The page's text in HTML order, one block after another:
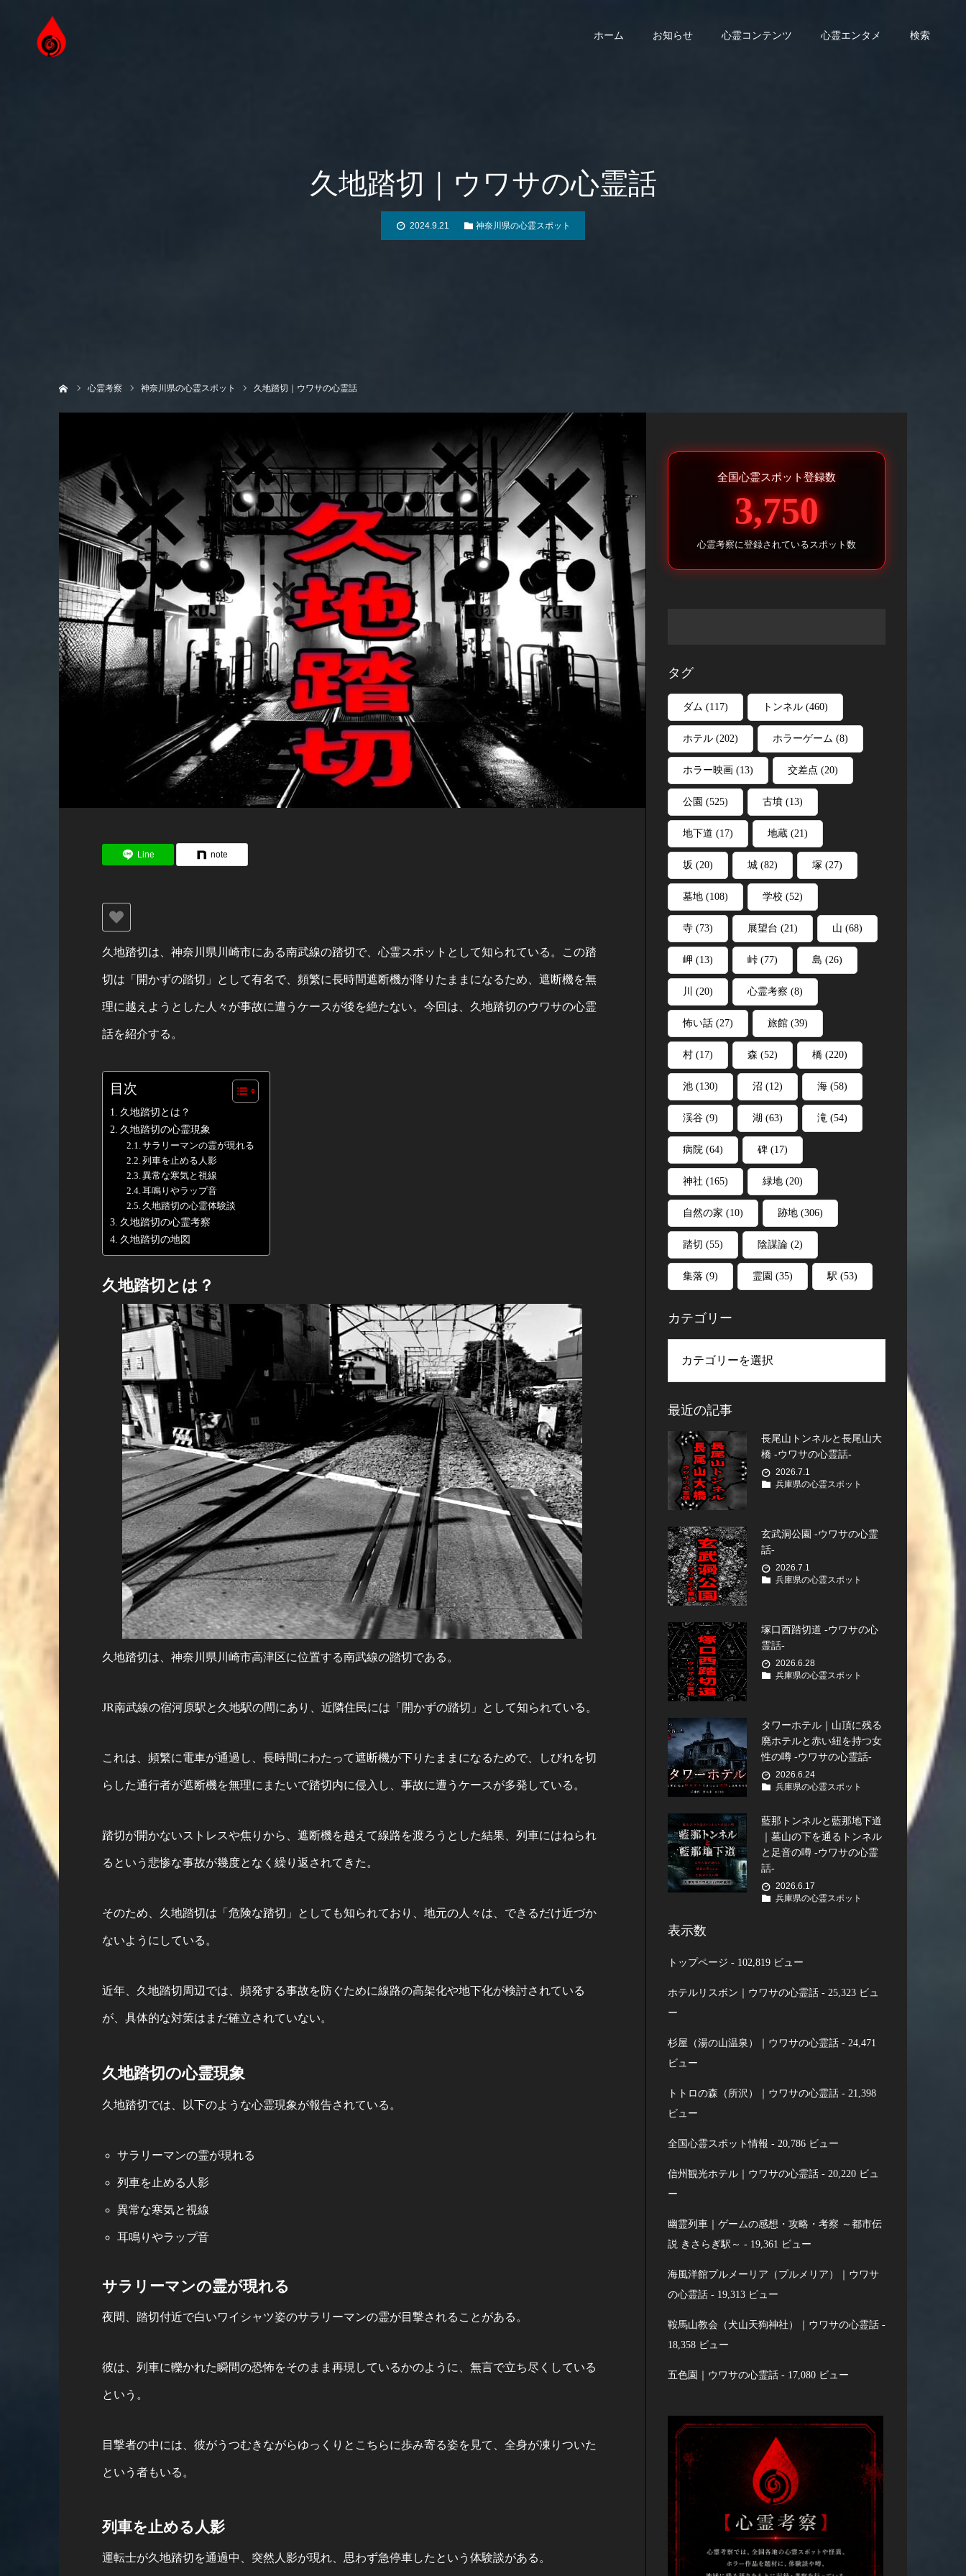
ホーム お知らせ 心霊コンテンツ 心霊エンタメ 検索
久地踏切｜ウワサの心霊話
2024.9.21 神奈川県の心霊スポット
心霊考察 神奈川県の心霊スポット 久地踏切｜ウワサの心霊話
Line note
久地踏切は、神奈川県川崎市にある南武線の踏切で、心霊スポットとして知られている。この踏
切は「開かずの踏切」として有名で、頻繁に長時間遮断機が降りたままになるため、遮断機を無
理に越えようとした人々が事故に遭うケースが後を絶たない。今回は、久地踏切のウワサの心霊
話を紹介する。
目次
久地踏切とは？
久地踏切の心霊現象
サラリーマンの霊が現れる
列車を止める人影
異常な寒気と視線
耳鳴りやラップ音
久地踏切の心霊体験談
久地踏切の心霊考察
久地踏切の地図
久地踏切とは？
久地踏切は、神奈川県川崎市高津区に位置する南武線の踏切である。
JR南武線の宿河原駅と久地駅の間にあり、近隣住民には「開かずの踏切」として知られている。
これは、頻繁に電車が通過し、長時間にわたって遮断機が下りたままになるためで、しびれを切
らした通行者が遮断機を無理にまたいで踏切内に侵入し、事故に遭うケースが多発している。
踏切が開かないストレスや焦りから、遮断機を越えて線路を渡ろうとした結果、列車にはねられ
るという悲惨な事故が幾度となく繰り返されてきた。
そのため、久地踏切は「危険な踏切」としても知られており、地元の人々は、できるだけ近づか
ないようにしている。
近年、久地踏切周辺では、頻発する事故を防ぐために線路の高架化や地下化が検討されている
が、具体的な対策はまだ確立されていない。
久地踏切の心霊現象
久地踏切では、以下のような心霊現象が報告されている。
サラリーマンの霊が現れる
列車を止める人影
異常な寒気と視線
耳鳴りやラップ音
サラリーマンの霊が現れる
夜間、踏切付近で白いワイシャツ姿のサラリーマンの霊が目撃されることがある。
彼は、列車に轢かれた瞬間の恐怖をそのまま再現しているかのように、無言で立ち尽くしている
という。
目撃者の中には、彼がうつむきながらゆっくりとこちらに歩み寄る姿を見て、全身が凍りついた
という者もいる。
列車を止める人影
運転士が久地踏切を通過中、突然人影が現れ、思わず急停車したという体験談がある。
全国心霊スポット登録数
3,750
心霊考察に登録されているスポット数
タグ
ダム (117) トンネル (460)
ホテル (202) ホラーゲーム (8)
ホラー映画 (13) 交差点 (20)
公園 (525) 古墳 (13)
地下道 (17) 地蔵 (21)
坂 (20) 城 (82) 塚 (27)
墓地 (108) 学校 (52)
寺 (73) 展望台 (21) 山 (68)
岬 (13) 峠 (77) 島 (26)
川 (20) 心霊考察 (8)
怖い話 (27) 旅館 (39)
村 (17) 森 (52) 橋 (220)
池 (130) 沼 (12) 海 (58)
渓谷 (9) 湖 (63) 滝 (54)
病院 (64) 碑 (17)
神社 (165) 緑地 (20)
自然の家 (10) 跡地 (306)
踏切 (55) 陰謀論 (2)
集落 (9) 霊園 (35) 駅 (53)
カテゴリー
最近の記事
長尾山トンネルと長尾山大
橋 -ウワサの心霊話-
2026.7.1
兵庫県の心霊スポット
玄武洞公園 -ウワサの心霊
話-
2026.7.1
兵庫県の心霊スポット
塚口西踏切道 -ウワサの心
霊話-
2026.6.28
兵庫県の心霊スポット
タワーホテル｜山頂に残る
廃ホテルと赤い紐を持つ女
性の噂 -ウワサの心霊話-
2026.6.24
兵庫県の心霊スポット
藍那トンネルと藍那地下道
｜墓山の下を通るトンネル
と足音の噂 -ウワサの心霊
話-
2026.6.17
兵庫県の心霊スポット
表示数
トップページ - 102,819 ビュー
ホテルリスボン｜ウワサの心霊話 - 25,323 ビュ
ー
杉屋（湯の山温泉）｜ウワサの心霊話 - 24,471
ビュー
トトロの森（所沢）｜ウワサの心霊話 - 21,398
ビュー
全国心霊スポット情報 - 20,786 ビュー
信州観光ホテル｜ウワサの心霊話 - 20,220 ビュ
ー
幽霊列車｜ゲームの感想・攻略・考察 ～都市伝
説 きさらぎ駅～ - 19,361 ビュー
海風洋館プルメーリア（プルメリア）｜ウワサ
の心霊話 - 19,313 ビュー
鞍馬山教会（犬山天狗神社）｜ウワサの心霊話 -
18,358 ビュー
五色園｜ウワサの心霊話 - 17,080 ビュー